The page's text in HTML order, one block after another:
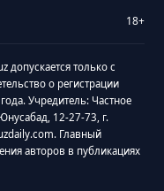
18+
допускается только с
о регистрации
Учредитель: Частное
12-27-73, г.
Главный
авторов в публикациях